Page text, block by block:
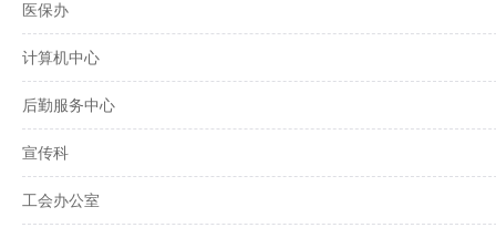
医保办
计算机中心
后勤服务中心
宣传科
工会办公室